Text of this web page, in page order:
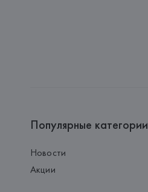
Популярные категории
Новости
Акции